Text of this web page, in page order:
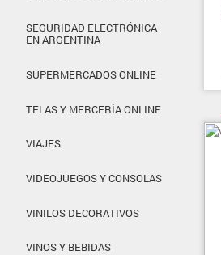
SEGURIDAD ELECTRÓNICA
EN ARGENTINA
SUPERMERCADOS ONLINE
TELAS Y MERCERÍA ONLINE
VIAJES
VIDEOJUEGOS Y CONSOLAS
VINILOS DECORATIVOS
VINOS Y BEBIDAS